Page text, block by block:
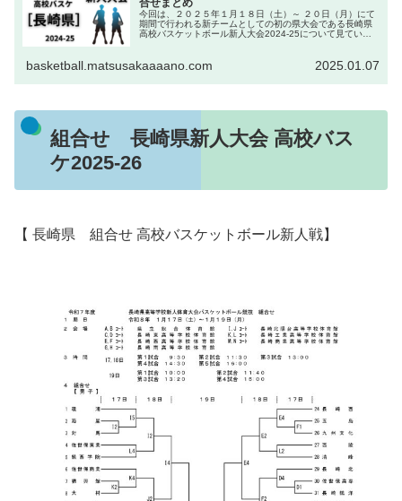
合せまとめ
今回は、２０２５年１月１８日（土）～ ２０日（月）にて
期間で行われる新チームとしての初の県大会である長崎県
高校バスケットボール新人大会2024-25について見ていき
basketball.matsusakaaaano.com 2025.01.07
組合せ 長崎県新人大会 高校バス
ケ2025-26
【 長崎県 組合せ 高校バスケットボール新人戦】